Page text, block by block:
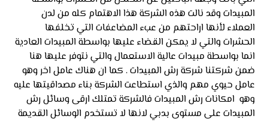
المبيدات وقد نالت هذه الشركة هذا الاهتمام كله من لدن
العملاء لأنها اراحتهم من عبء المضاعفات التي تخلفها
الحشرات والتي لا يمكن القضاء عليها بواسطة المبيدات العادية
انما بواسطة مبيدات عالية الاستعمال والتي نتوفر عليها هنا
ضمن شركتنا شركة رش المبيدات . كما ان هناك عامل اخر وهو
عامل حيوي مهم والذي استطاعت الشركة بناء مصداقيتها عليه
وهو امكانات رش المبيدات فالشركة تمتلك ارقى وسائل رش
المبيدات على مستوى بدبي لانها لا تستخدم الوسائل القديمة